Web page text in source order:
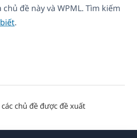
đề này và WPML. Tìm kiếm
.
chủ đề được đề xuất